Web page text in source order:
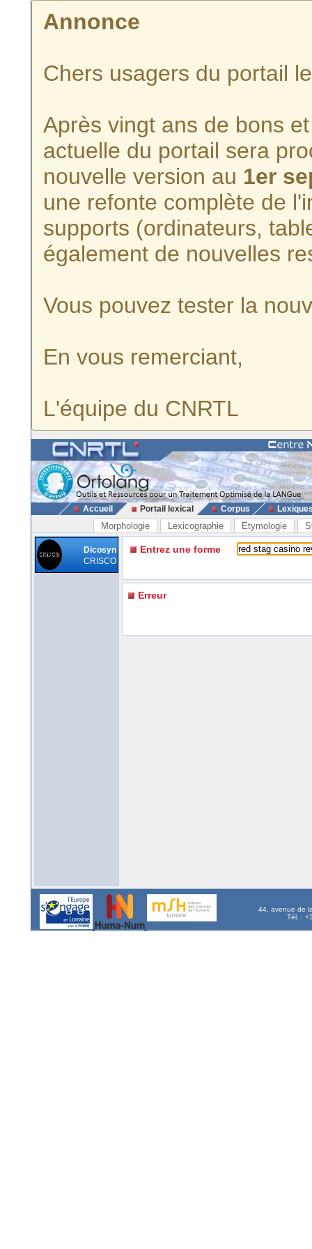
Annonce
Chers usagers du portail
Après vingt ans de bons
actuelle du portail sera
nouvelle version au 1er
une refonte complète de
supports (ordinateurs,
également de nouvelles
Vous pouvez tester la
En vous remerciant,
L'équipe du CNRTL
Accueil Portail lexical Corpus
Morphologie Lexicographie Etymologie
Dicosyn
CRISCO
Entrez une forme
Erreur
44, avenue de
Tél. :